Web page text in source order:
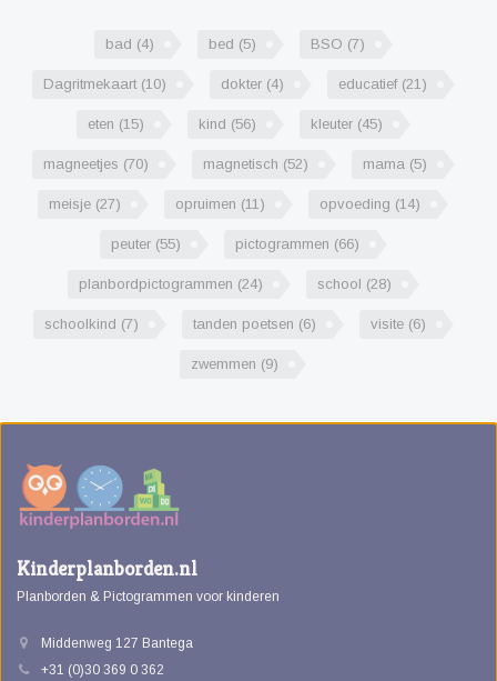
bad (4) bed (5) BSO (7)
Dagritmekaart (10) dokter (4) educatief (21)
eten (15) kind (56) kleuter (45)
magneetjes (70) magnetisch (52) mama (5)
meisje (27) opruimen (11) opvoeding (14)
peuter (55) pictogrammen (66)
planbordpictogrammen (24) school (28)
schoolkind (7) tanden poetsen (6) visite (6)
zwemmen (9)
Kinderplanborden.nl
Planborden & Pictogrammen voor kinderen
Middenweg 127 Bantega
+31 (0)30 369 0 362